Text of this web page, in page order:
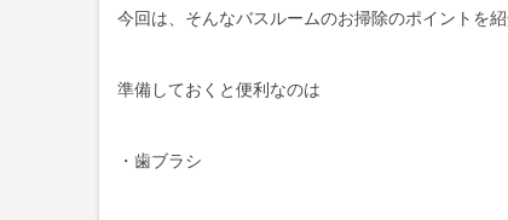
今回は、そんなバスルームのお掃除のポイントを紹
準備しておくと便利なのは
・歯ブラシ